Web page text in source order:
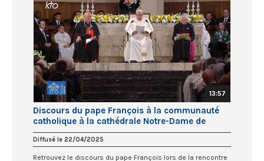
13:57
Discours du pape François à la communauté
catholique à la cathédrale Notre-Dame de
Luxembourg
Diffusé le 22/04/2025
Retrouvez le discours du pape François lors de la rencontre